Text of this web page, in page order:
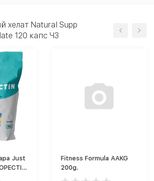
хелат Natural Supp
120 капс ЧЗ
Just
Fitness Formula AAKG
200g.